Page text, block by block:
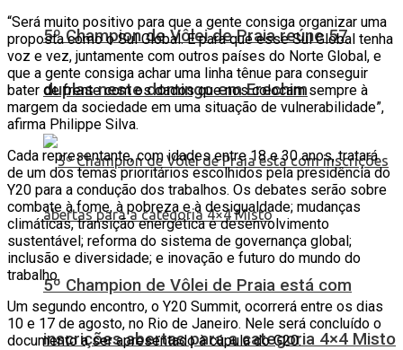
5º Champion de Vôlei de Praia reúne 57
duplas neste domingo em Erechim
5º Champion de Vôlei de Praia está com
inscrições abertas para a categoria 4×4 Misto
“Será muito positivo para que a gente consiga organizar uma
proposta como o Sul Global. E para que esse Sul Global tenha
voz e vez, juntamente com outros países do Norte Global, e
que a gente consiga achar uma linha tênue para conseguir
bater de frente com os dados que nos colocam sempre à
margem da sociedade em uma situação de vulnerabilidade”,
afirma Philippe Silva.
Cada representante, com idades entre 18 e 30 anos, tratará
de um dos temas prioritários escolhidos pela presidência do
Y20 para a condução dos trabalhos. Os debates serão sobre
combate à fome, à pobreza e à desigualdade; mudanças
climáticas, transição energética e desenvolvimento
sustentável; reforma do sistema de governança global;
inclusão e diversidade; e inovação e futuro do mundo do
trabalho.
Um segundo encontro, o Y20 Summit, ocorrerá entre os dias
10 e 17 de agosto, no Rio de Janeiro. Nele será concluído o
documento a ser apresentado à cúpula do G20.